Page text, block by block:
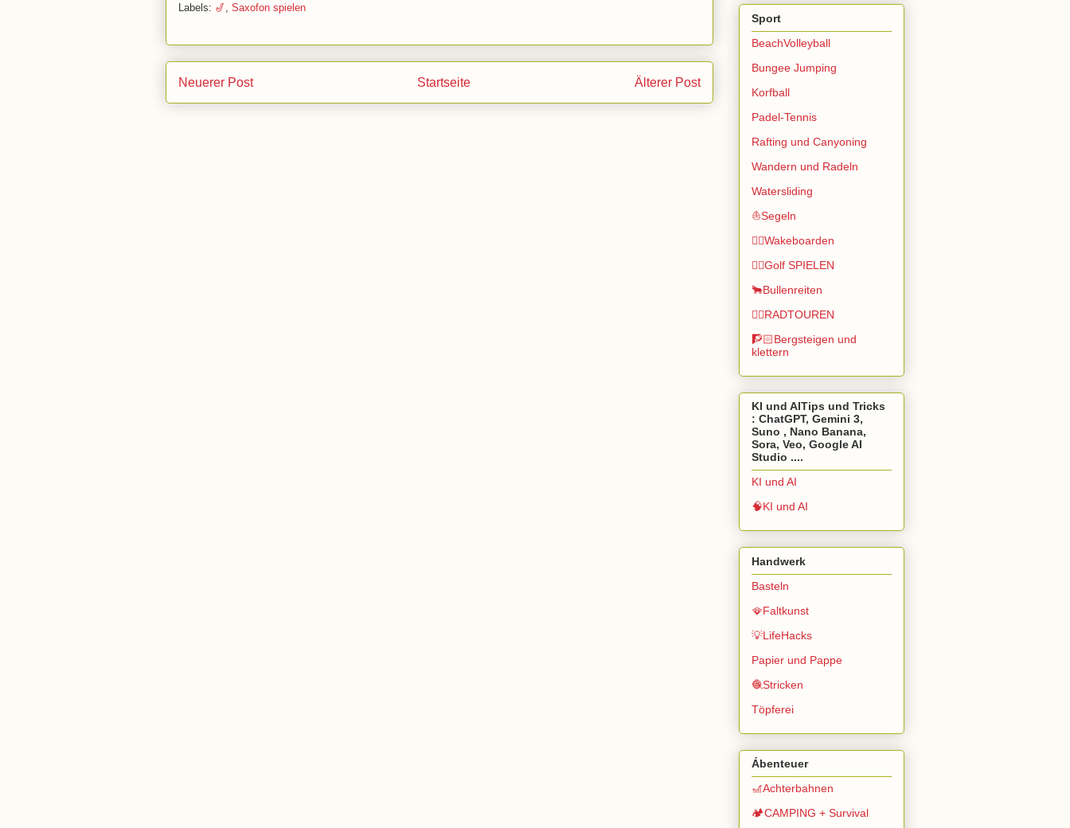
Labels: 🎷 Saxofon spielen
Neuerer Post Älterer Post
Startseite
Sport
BeachVolleyball
Bungee Jumping
Korfball
Padel-Tennis
Rafting und Canyoning
Wandern und Radeln
Watersliding
⛵Segeln
🏄🏽Wakeboarden
🏌️‍♂️Golf SPIELEN
🐂Bullenreiten
🚴‍♂️RADTOUREN
🧗🏻Bergsteigen und
klettern
KI und AITips und Tricks
: ChatGPT, Gemini 3,
Suno , Nano Banana,
Sora, Veo, Google AI
Studio ....
KI und AI
🧠KI und AI
Handwerk
Basteln
🪭Faltkunst
💡LifeHacks
Papier und Pappe
🧶Stricken
Töpferei
Ábenteuer
🎢Achterbahnen
🏕️CAMPING + Survival